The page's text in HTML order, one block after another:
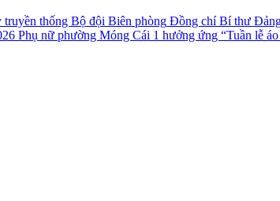
Đồng chí Bí thư
Phụ nữ phường Móng Cái 1 hưởng ứng “Tuần lễ